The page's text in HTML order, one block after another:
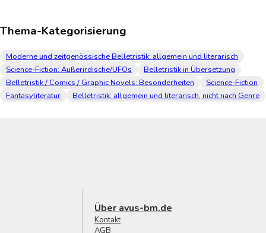
Thema-Kategorisierung
Moderne und zeitgenössische Belletristik: allgemein und literarisch
Science-Fiction: Außerirdische/UFOs
Belletristik in Übersetzung
Belletristik / Comics / Graphic Novels: Besonderheiten
Science-Fiction
Fantasyliteratur
Belletristik: allgemein und literarisch, nicht nach Genre
Über avus-bm.de
Kontakt
AGB